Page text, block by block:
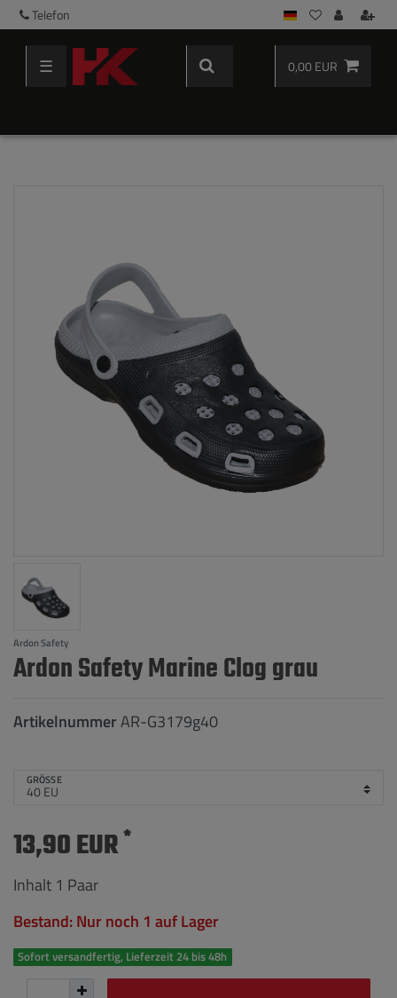
Telefon
☰ 0,00 EUR
Ardon Safety
Ardon Safety Marine Clog grau
ArtikelnummerAR-G3179g40
GRÖSSE
13,90 EUR*
Inhalt 1 Paar
Bestand: Nur noch 1 auf Lager
Sofort versandfertig, Lieferzeit 24 bis 48h